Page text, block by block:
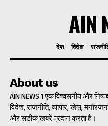
AIN
देश विदेश
About us
AIN NEWS 1 एक विश्वसनीय और
विदेश, राजनीति, व्यापार, खेल,
और सटीक खबरें प्रदान करता है।